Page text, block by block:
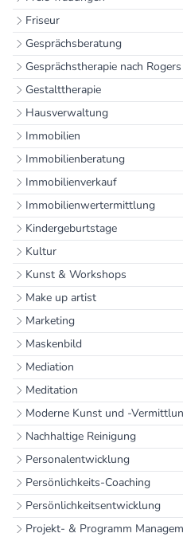
Friseur
Gesprächsberatung
Gesprächstherapie nach Rogers
Gestalttherapie
Hausverwaltung
Immobilien
Immobilienberatung
Immobilienverkauf
Immobilienwertermittlung
Kindergeburtstage
Kultur
Kunst & Workshops
Make up artist
Marketing
Maskenbild
Mediation
Meditation
Moderne Kunst und -
Nachhaltige Reinigung
Personalentwicklung
Persönlichkeits-Coaching
Persönlichkeitsentwicklung
Projekt- & Programm